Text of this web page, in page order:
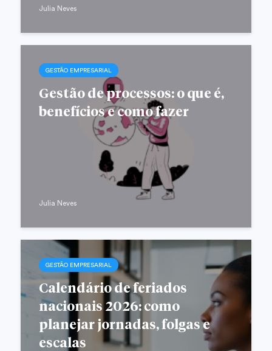
Julia Neves
GESTÃO EMPRESARIAL
Gestão de processos: o que é,
benefícios e como fazer
Julia Neves
GESTÃO EMPRESARIAL
Calendário de feriados
nacionais 2026: como
planejar jornadas, folgas e
escalas